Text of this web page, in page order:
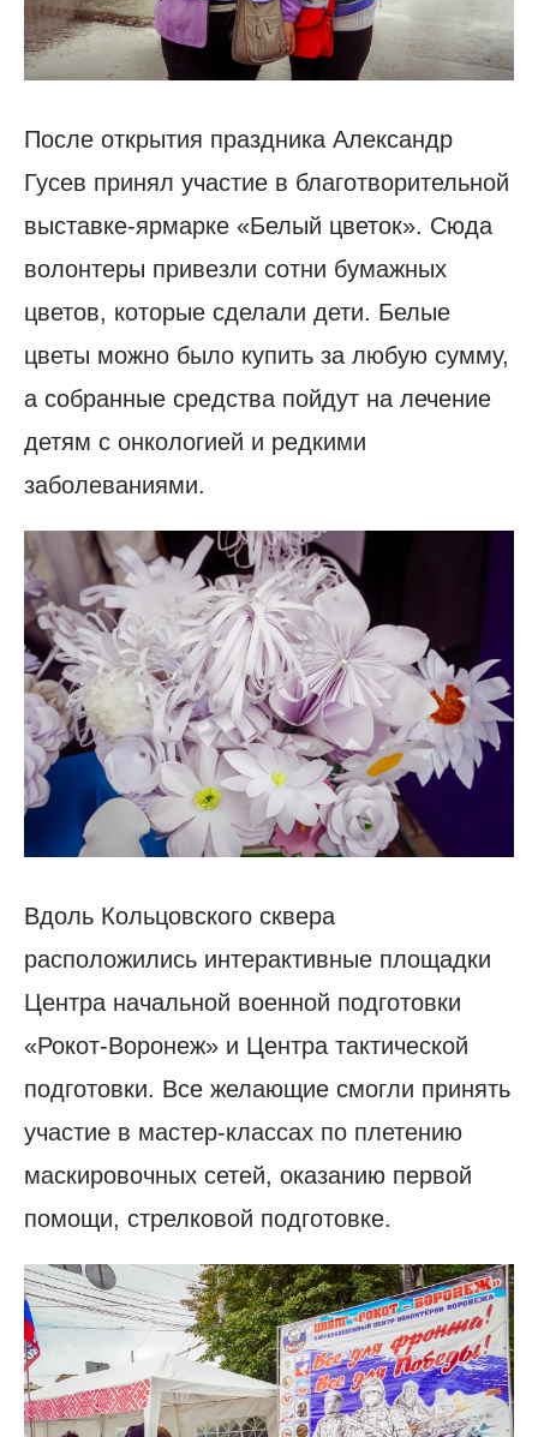
После открытия праздника Александр
Гусев принял участие в благотворительной
выставке-ярмарке «Белый цветок». Сюда
волонтеры привезли сотни бумажных
цветов, которые сделали дети. Белые
цветы можно было купить за любую сумму,
а собранные средства пойдут на лечение
детям с онкологией и редкими
заболеваниями.
Вдоль Кольцовского сквера
расположились интерактивные площадки
Центра начальной военной подготовки
«Рокот-Воронеж» и Центра тактической
подготовки. Все желающие смогли принять
участие в мастер-классах по плетению
маскировочных сетей, оказанию первой
помощи, стрелковой подготовке.